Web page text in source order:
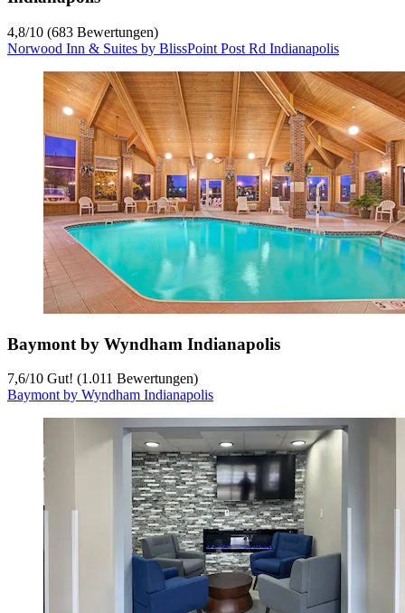
4,8/10 (683 Bewertungen)
Norwood Inn & Suites by BlissPoint Post Rd Indianapolis
Baymont by Wyndham Indianapolis
7,6/10 Gut! (1.011 Bewertungen)
Baymont by Wyndham Indianapolis